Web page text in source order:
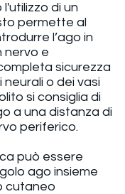
di un
permette al
l’ago in
nervo e
sicurezza
o dei vasi
si consiglia di
a una distanza di
periferico.
può essere
ago insieme
cutaneo